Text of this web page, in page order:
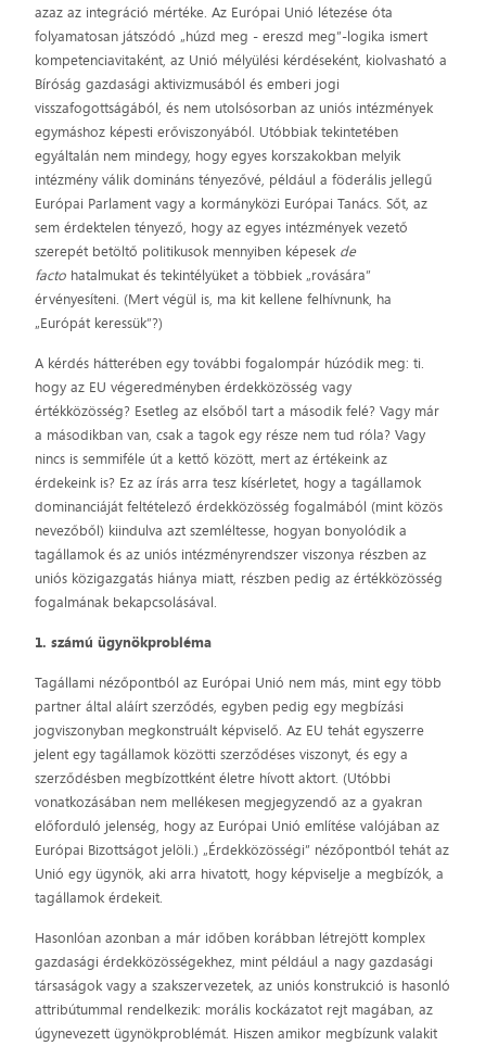
azaz az integráció mértéke. Az Európai Unió létezése óta
folyamatosan játszódó „húzd meg - ereszd meg”-logika ismert
kompetenciavitaként, az Unió mélyülési kérdéseként, kiolvasható a
Bíróság gazdasági aktivizmusából és emberi jogi
visszafogottságából, és nem utolsósorban az uniós intézmények
egymáshoz képesti erőviszonyából. Utóbbiak tekintetében
egyáltalán nem mindegy, hogy egyes korszakokban melyik
intézmény válik domináns tényezővé, például a föderális jellegű
Európai Parlament vagy a kormányközi Európai Tanács. Sőt, az
sem érdektelen tényező, hogy az egyes intézmények vezető
szerepét betöltő politikusok mennyiben képesek de
facto hatalmukat és tekintélyüket a többiek „rovására”
érvényesíteni. (Mert végül is, ma kit kellene felhívnunk, ha
„Európát keressük”?)
A kérdés hátterében egy további fogalompár húzódik meg: ti.
hogy az EU végeredményben érdekközösség vagy
értékközösség? Esetleg az elsőből tart a második felé? Vagy már
a másodikban van, csak a tagok egy része nem tud róla? Vagy
nincs is semmiféle út a kettő között, mert az értékeink az
érdekeink is? Ez az írás arra tesz kísérletet, hogy a tagállamok
dominanciáját feltételező érdekközösség fogalmából (mint közös
nevezőből) kiindulva azt szemléltesse, hogyan bonyolódik a
tagállamok és az uniós intézményrendszer viszonya részben az
uniós közigazgatás hiánya miatt, részben pedig az értékközösség
fogalmának bekapcsolásával.
1. számú ügynökprobléma
Tagállami nézőpontból az Európai Unió nem más, mint egy több
partner által aláírt szerződés, egyben pedig egy megbízási
jogviszonyban megkonstruált képviselő. Az EU tehát egyszerre
jelent egy tagállamok közötti szerződéses viszonyt, és egy a
szerződésben megbízottként életre hívott aktort. (Utóbbi
vonatkozásában nem mellékesen megjegyzendő az a gyakran
előforduló jelenség, hogy az Európai Unió említése valójában az
Európai Bizottságot jelöli.) „Érdekközösségi” nézőpontból tehát az
Unió egy ügynök, aki arra hivatott, hogy képviselje a megbízók, a
tagállamok érdekeit.
Hasonlóan azonban a már időben korábban létrejött komplex
gazdasági érdekközösségekhez, mint például a nagy gazdasági
társaságok vagy a szakszervezetek, az uniós konstrukció is hasonló
attribútummal rendelkezik: morális kockázatot rejt magában, az
úgynevezett ügynökproblémát. Hiszen amikor megbízunk valakit